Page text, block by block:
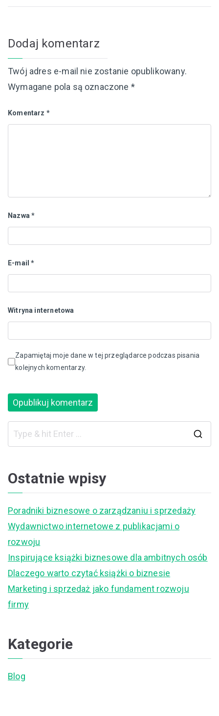
Dodaj komentarz
Twój adres e-mail nie zostanie opublikowany.
Wymagane pola są oznaczone *
Komentarz *
Nazwa*
E-mail*
Witryna internetowa
Zapamiętaj moje dane w tej przeglądarce podczas pisania
kolejnych komentarzy.
Ostatnie wpisy
Poradniki biznesowe o zarządzaniu i sprzedaży
Wydawnictwo internetowe z publikacjami o
rozwoju
Inspirujące książki biznesowe dla ambitnych osób
Dlaczego warto czytać książki o biznesie
Marketing i sprzedaż jako fundament rozwoju
firmy
Kategorie
Blog